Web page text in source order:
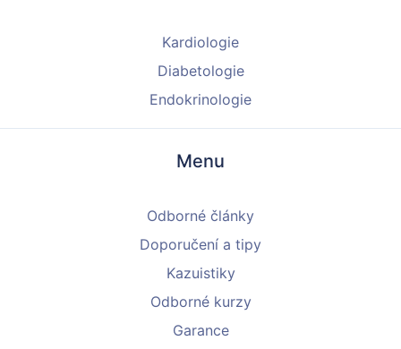
Kardiologie
Diabetologie
Endokrinologie
Menu
Odborné články
Doporučení a tipy
Kazuistiky
Odborné kurzy
Garance